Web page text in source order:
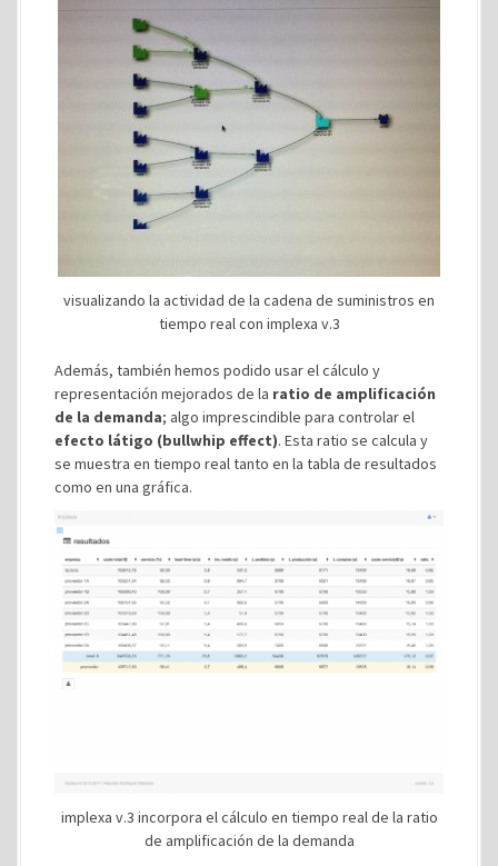
visualizando la actividad de la cadena de suministros en
tiempo real con implexa v.3
Además, también hemos podido usar el cálculo y
representación mejorados de la ratio de amplificación
de la demanda; algo imprescindible para controlar el
efecto látigo (bullwhip effect). Esta ratio se calcula y
se muestra en tiempo real tanto en la tabla de resultados
como en una gráfica.
implexa v.3 incorpora el cálculo en tiempo real de la ratio
de amplificación de la demanda